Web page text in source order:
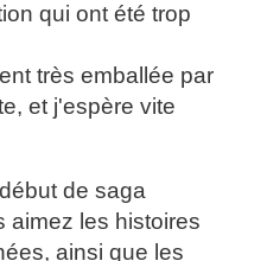
qui ont été trop
très emballée par
et j'espère vite
de saga
aimez les histoires
ainsi que les